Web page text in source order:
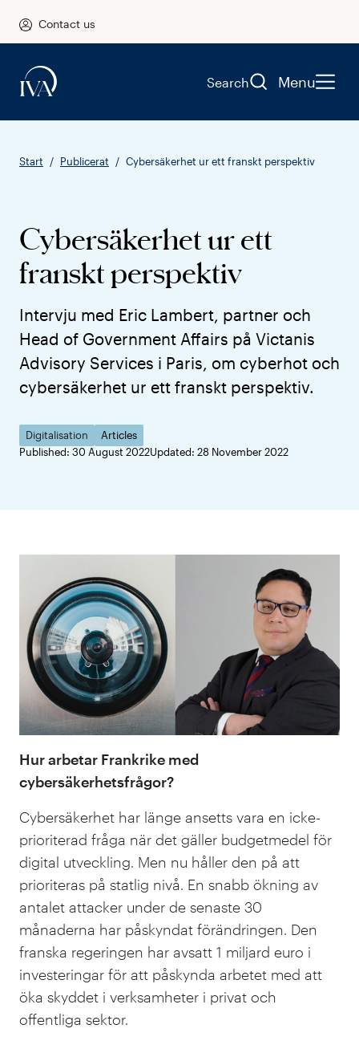
Contact us
Search Menu
Start Publicerat Cybersäkerhet ur ett franskt perspektiv
Cybersäkerhet ur ett
franskt perspektiv
Intervju med Eric Lambert, partner och
Head of Government Affairs på Victanis
Advisory Services i Paris, om cyberhot och
cybersäkerhet ur ett franskt perspektiv.
Digitalisation
Articles
Published: 30 August 2022Updated: 28 November 2022
Hur arbetar Frankrike med
cybersäkerhetsfrågor?
Cybersäkerhet har länge ansetts vara en icke-
prioriterad fråga när det gäller budgetmedel för
digital utveckling. Men nu håller den på att
prioriteras på statlig nivå. En snabb ökning av
antalet attacker under de senaste 30
månaderna har påskyndat förändringen. Den
franska regeringen har avsatt 1 miljard euro i
investeringar för att påskynda arbetet med att
öka skyddet i verksamheter i privat och
offentliga sektor.